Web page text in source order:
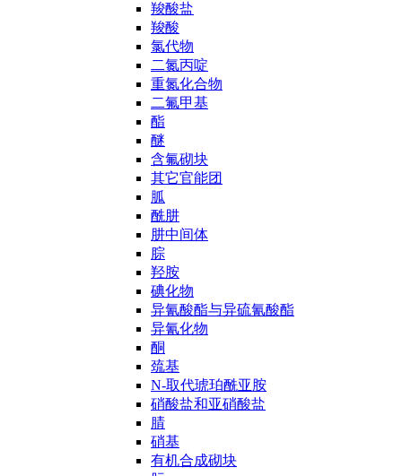
羧酸盐
羧酸
氯代物
二氮丙啶
重氮化合物
二氟甲基
酯
醚
含氟砌块
其它官能团
胍
酰肼
肼中间体
腙
羟胺
碘化物
异氰酸酯与异硫氰酸酯
异氰化物
酮
巯基
N-取代琥珀酰亚胺
硝酸盐和亚硝酸盐
腈
硝基
有机合成砌块